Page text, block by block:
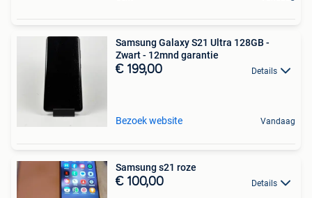
Samsung Galaxy S21 Ultra 128GB -
Zwart - 12mnd garantie
€ 199,00 Details
Bezoek website Vandaag
Samsung s21 roze
€ 100,00 Details